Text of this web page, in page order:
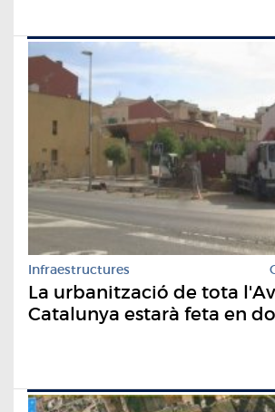
Infraestructures
La urbanització de tota
Catalunya estarà feta en